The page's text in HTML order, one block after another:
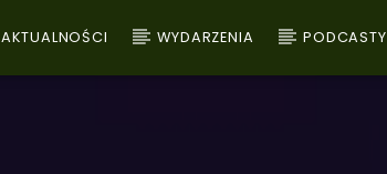
AKTUALNOŚCI WYDARZENIA PODCASTY